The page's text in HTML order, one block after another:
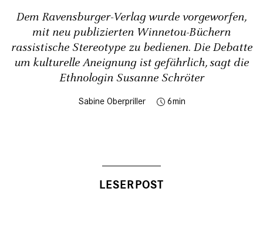
Dem Ravensburger-Verlag wurde vorgeworfen,
mit neu publizierten Winnetou-Büchern
rassistische Stereotype zu bedienen. Die Debatte
um kulturelle Aneignung ist gefährlich, sagt die
Ethnologin Susanne Schröter
Sabine Oberpriller 6